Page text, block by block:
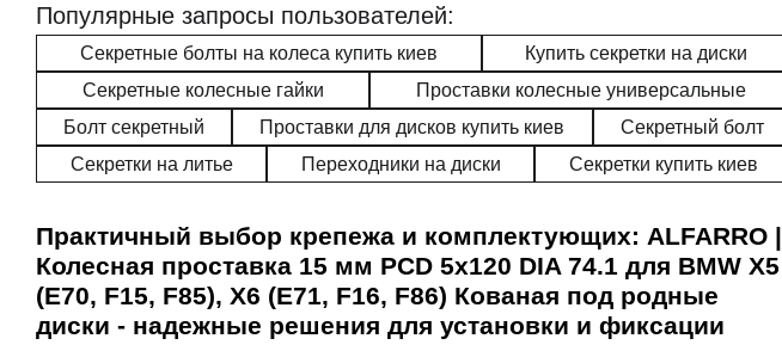
Популярные запросы пользователей:
Секретные болты на колеса купить киев
Купить секретки на диски
Секретные колесные гайки
Проставки колесные универсальные
Болт секретный
Проставки для дисков купить киев
Секретный болт
Секретки на литье
Переходники на диски Секретки купить киев
Практичный выбор крепежа и комплектующих: ALFARRO |
Колесная проставка 15 мм PCD 5x120 DIA 74.1 для BMW X5
(E70, F15, F85), X6 (E71, F16, F86) Кованая под родные
диски - надежные решения для установки и фиксации